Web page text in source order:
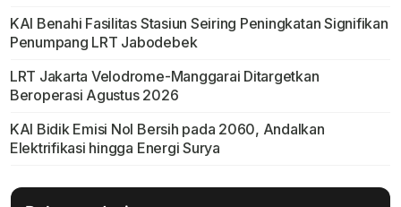
KAI Benahi Fasilitas Stasiun Seiring Peningkatan Signifikan
Penumpang LRT Jabodebek
LRT Jakarta Velodrome-Manggarai Ditargetkan
Beroperasi Agustus 2026
KAI Bidik Emisi Nol Bersih pada 2060, Andalkan
Elektrifikasi hingga Energi Surya